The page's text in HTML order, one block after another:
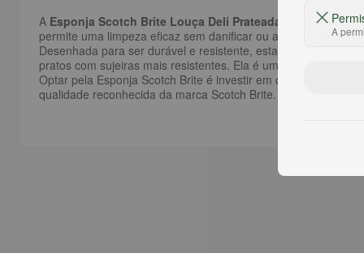
A Esponja Scotch Brite Louça Deli Prateada
é um
permite uma limpeza eficaz sem danificar ou arranhar as
Desenhada para ser durável e resistente, esta esponja
pratos com sujeiras mais resistentes. Ela é uma poderosa
Optar pela Esponja Scotch Brite é investir em qualidade,
qualidade reconhecida da marca Scotch Brite. Faça a sua
A